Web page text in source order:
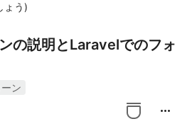
ょう)
の説明とLaravelでのフォ
ン
more_horiz